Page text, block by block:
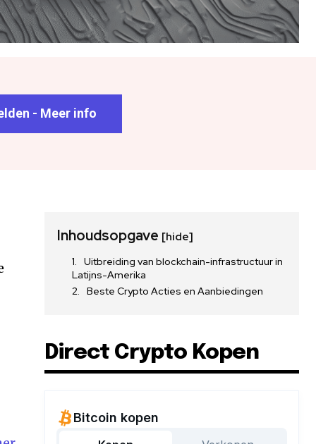
- Meer info
Inhoudsopgave [hide]
Uitbreiding van blockchain-infrastructuur in
Latijns-Amerika
Beste Crypto Acties en Aanbiedingen
Direct Crypto Kopen